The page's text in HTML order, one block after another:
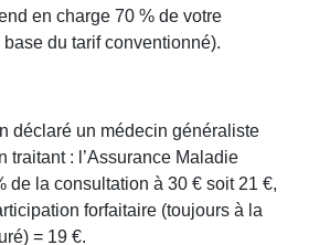
en charge 70 % de votre
du tarif conventionné).
déclaré un médecin généraliste
traitant : l’Assurance Maladie
de la consultation à 30 € soit 21 €,
forfaitaire (toujours à la
= 19 €.